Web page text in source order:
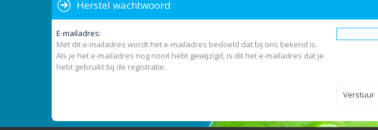
Herstel wachtwoord
E-mailadres:
Met dit e-mailadres wordt het e-mailadres bedoeld dat bij ons bekend is.
Als je het e-mailadres nog nooit hebt gewijzigd, is dit het e-mailadres dat je
hebt gebruikt bij de registratie.